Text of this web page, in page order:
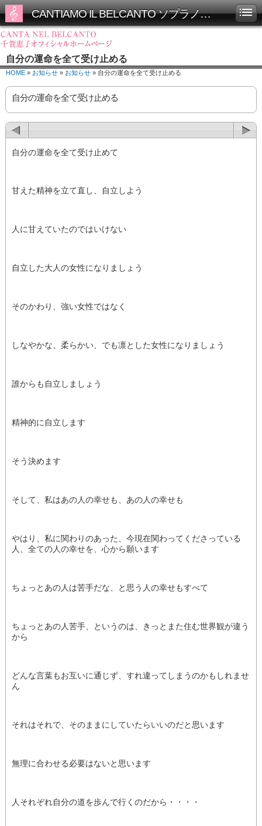
CANTIAMO IL BELCANTO ソプラノ千賀恵子オフィシャルホームページ
自分の運命を全て受け止める
HOME » お知らせ » お知らせ » 自分の運命を全て受け止める
自分の運命を全て受け止める
自分の運命を全て受け止めて
甘えた精神を立て直し、自立しよう
人に甘えていたのではいけない
自立した大人の女性になりましょう
そのかわり、強い女性ではなく
しなやかな、柔らかい、でも凛とした女性になりましょう
誰からも自立しましょう
精神的に自立します
そう決めます
そして、私はあの人の幸せも、あの人の幸せも
やはり、私に関わりのあった、今現在関わってくださっている
人、全ての人の幸せを、心から願います
ちょっとあの人は苦手だな、と思う人の幸せもすべて
ちょっとあの人苦手、というのは、きっとまた住む世界観が違う
から
どんな言葉もお互いに通じず、すれ違ってしまうのかもしれませ
ん
それはそれで、そのままにしていたらいいのだと思います
無理に合わせる必要はないと思います
人それぞれ自分の道を歩んで行くのだから・・・・